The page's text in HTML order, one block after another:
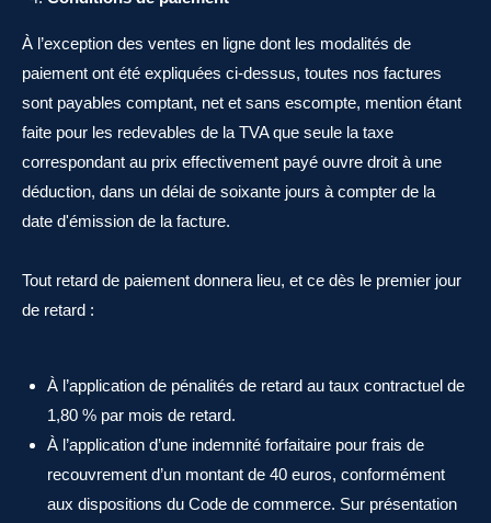
À l’exception des ventes en ligne dont les modalités de
paiement ont été expliquées ci-dessus, toutes nos factures
sont payables comptant, net et sans escompte, mention étant
faite pour les redevables de la TVA que seule la taxe
correspondant au prix effectivement payé ouvre droit à une
déduction, dans un délai de soixante jours à compter de la
date d'émission de la facture.
Tout retard de paiement donnera lieu, et ce dès le premier jour
de retard :
À l’application de pénalités de retard au taux contractuel de
1,80 % par mois de retard.
À l’application d’une indemnité forfaitaire pour frais de
recouvrement d’un montant de 40 euros, conformément
aux dispositions du Code de commerce. Sur présentation